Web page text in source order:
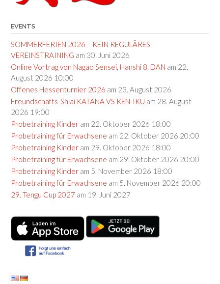
EVENTS
SOMMERFERIEN 2026 – KEIN REGULÄRES
VEREINSTRAINING am 30. Juni 2026
Online Vortrag von Nagao Sensei, Hanshi 8. DAN am 22.
August 2026 10:00
Offenes Hessenturnier 2026 am 23. August 2026
Freundschafts-Shiai KATANA VS KEN-IKU am 28. August
2026 19:00
Probetraining Kinder am 22. Oktober 2026 18:00
Probetraining für Erwachsene am 22. Oktober 2026 20:00
Probetraining Kinder am 29. Oktober 2026 18:00
Probetraining für Erwachsene am 29. Oktober 2026 20:00
Probetraining Kinder am 5. November 2026 18:00
Probetraining für Erwachsene am 5. November 2026 20:00
29. Tengu Cup 2027 am 19. Juni 2027